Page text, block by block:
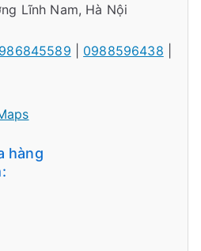
Lĩnh Nam, Hà Nội
0988596438
hàng